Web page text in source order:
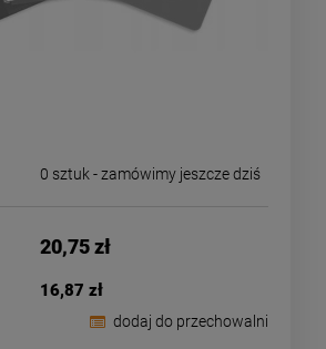
0 sztuk - zamówimy jeszcze dziś
20,75 zł
16,87 zł
dodaj do przechowalni